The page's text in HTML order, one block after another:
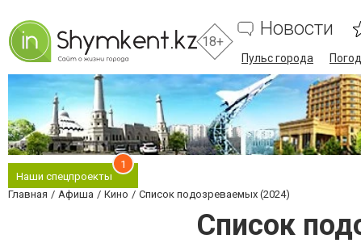
18+
Новости
Пульс города
Наши спецпроекты
1
Главная Афиша Кино Список подозреваемых (2024)
Список